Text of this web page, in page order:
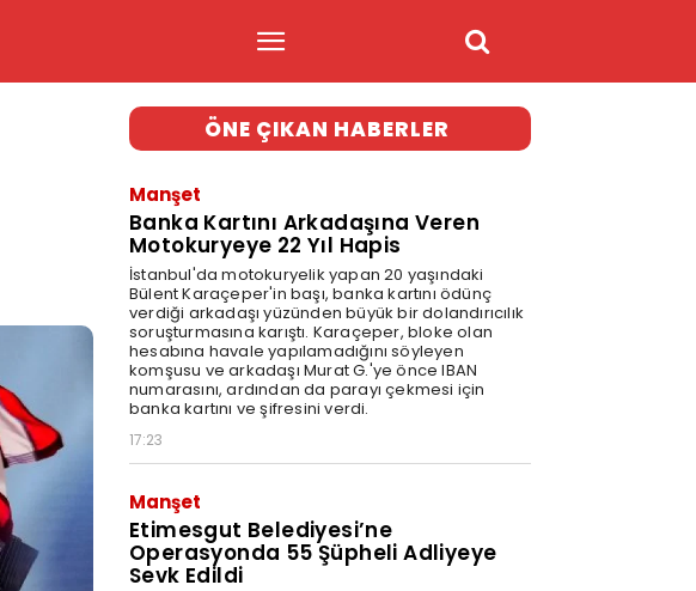
ÖNE ÇIKAN HABERLER
Manşet
Banka Kartını Arkadaşına Veren
Motokuryeye 22 Yıl Hapis
İstanbul'da motokuryelik yapan 20 yaşındaki
Bülent Karaçeper'in başı, banka kartını ödünç
verdiği arkadaşı yüzünden büyük bir dolandırıcılık
soruşturmasına karıştı. Karaçeper, bloke olan
hesabına havale yapılamadığını söyleyen
komşusu ve arkadaşı Murat G.'ye önce IBAN
numarasını, ardından da parayı çekmesi için
banka kartını ve şifresini verdi.
17:23
Manşet
Etimesgut Belediyesi’ne
Operasyonda 55 Şüpheli Adliyeye
Sevk Edildi